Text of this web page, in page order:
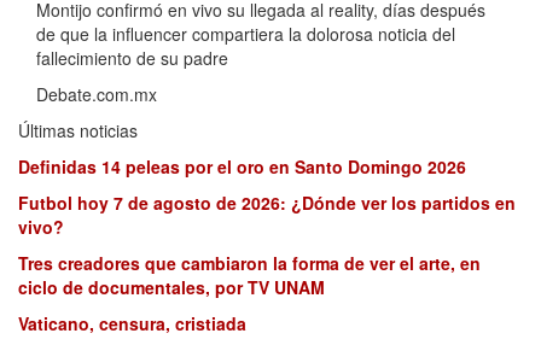
Montijo confirmó en vivo su llegada al reality, días después
de que la influencer compartiera la dolorosa noticia del
fallecimiento de su padre
Debate.com.mx
Últimas noticias
Definidas 14 peleas por el oro en Santo Domingo 2026
Futbol hoy 7 de agosto de 2026: ¿Dónde ver los partidos en
vivo?
Tres creadores que cambiaron la forma de ver el arte, en
ciclo de documentales, por TV UNAM
Vaticano, censura, cristiada